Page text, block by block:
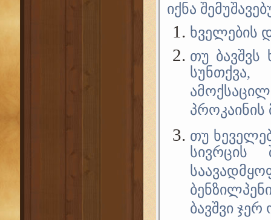
იქნა
ხველების
თუ ბავშვს
პროკაინის
თუ
სივრცის
ბავშვი